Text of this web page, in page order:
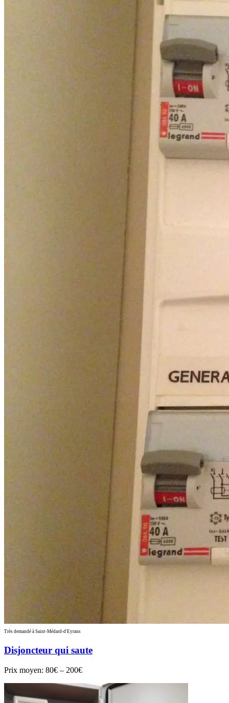
Très demandé à Saint-Médard-d'Eyrans
Disjoncteur qui saute
Prix moyen: 80€ – 200€